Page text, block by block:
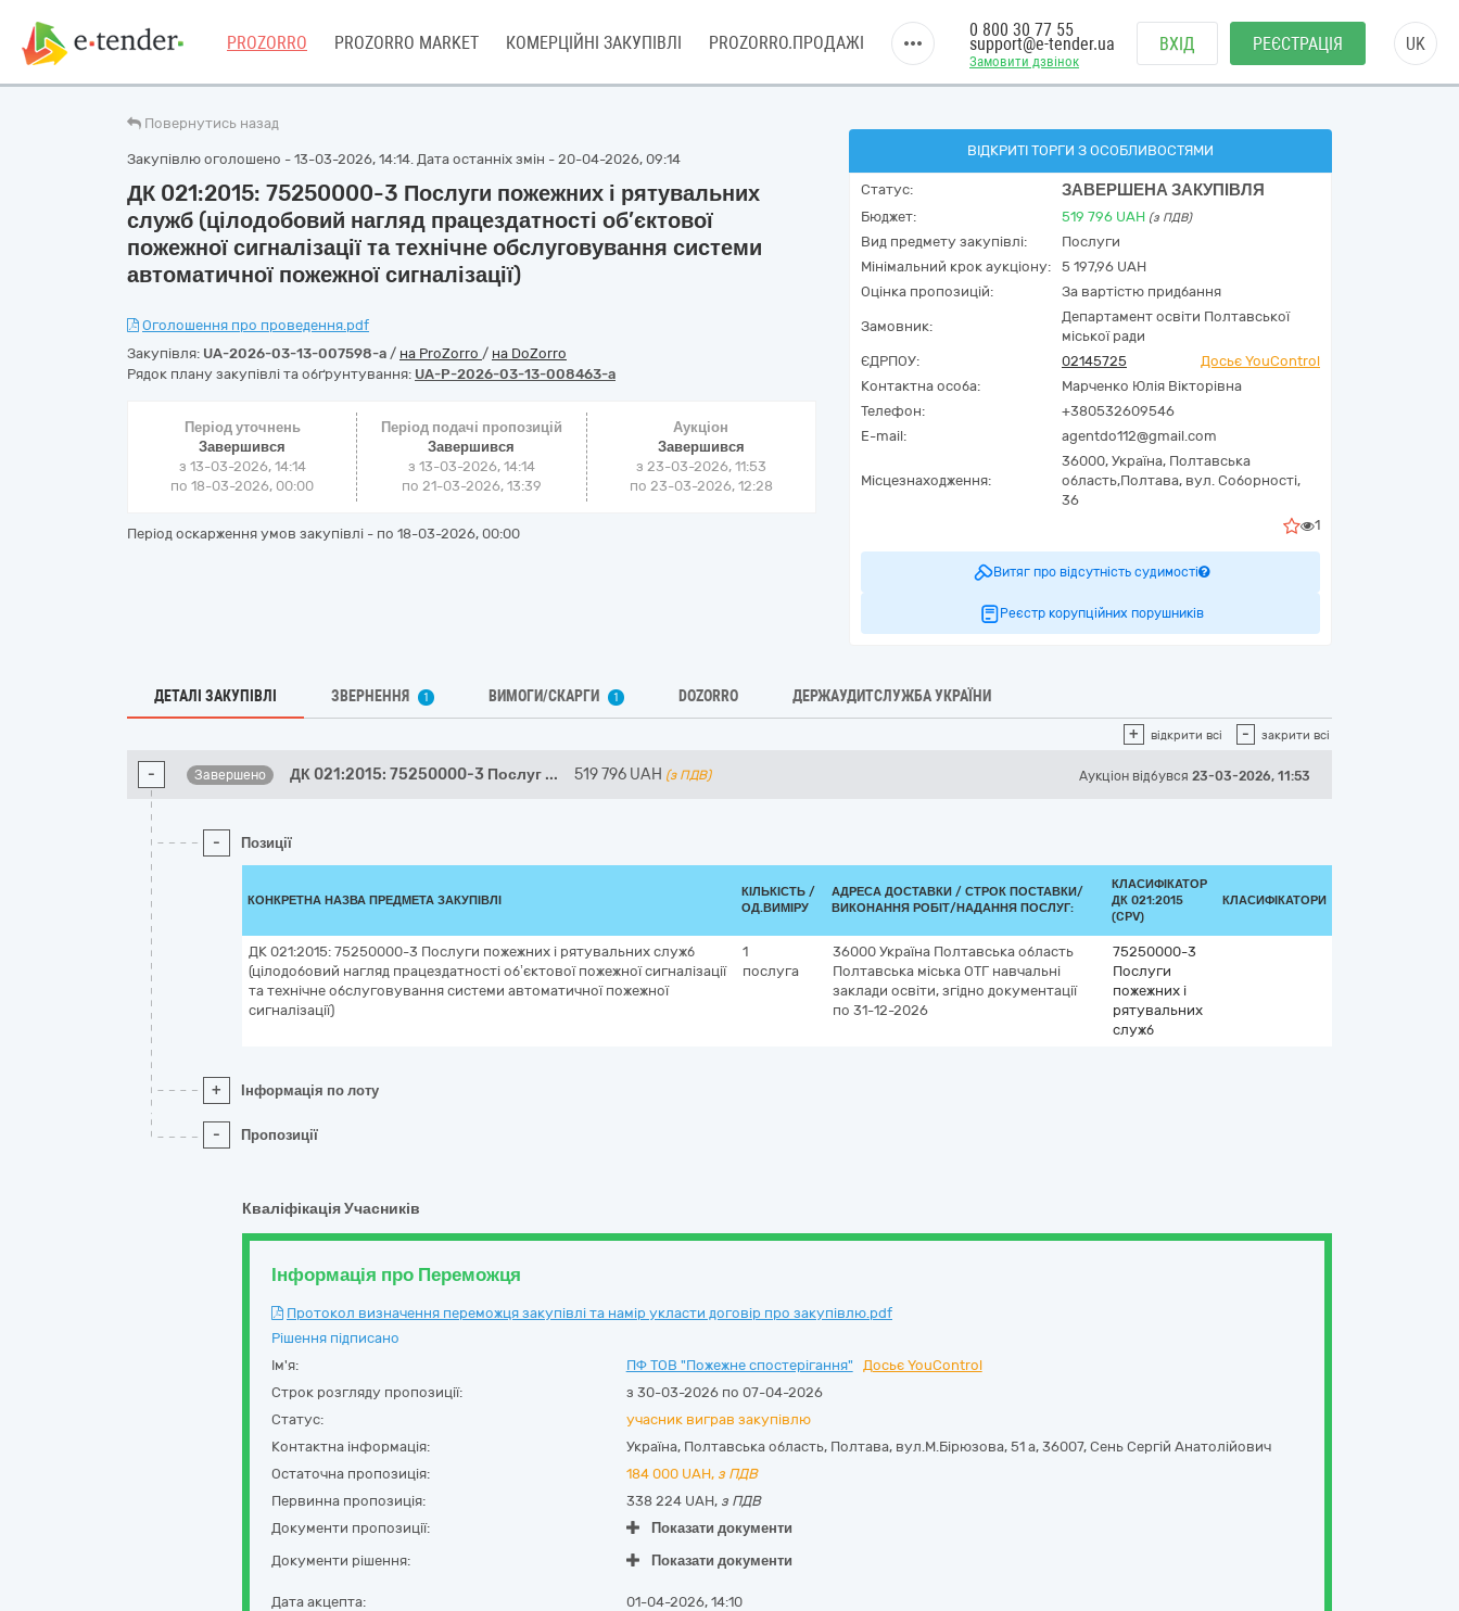
PROZORRO PROZORRO MARKET КОМЕРЦІЙНІ ЗАКУПІВЛІ PROZORRO.ПРОДАЖІ
Замовити дзвінок
0 800 30 77 55
support@e-tender.ua ВХІД РЕЄСТРАЦІЯ UK
Повернутись назад
Закупівлю оголошено - 13-03-2026, 14:14. Дата останніх змін - 20-04-2026, 09:14
ДК 021:2015: 75250000-3 Послуги пожежних і рятувальних
служб (цілодобовий нагляд працездатності об’єктової
пожежної сигналізації та технічне обслуговування системи
автоматичної пожежної сигналізації)
Оголошення про проведення.pdf
Закупівля: UA-2026-03-13-007598-a / на ProZorro / на DoZorro
Рядок плану закупівлі та обґрунтування: UA-P-2026-03-13-008463-a
Період уточнень
Завершився
з 13-03-2026, 14:14
по 18-03-2026, 00:00
Період подачі пропозицій
Завершився
з 13-03-2026, 14:14
по 21-03-2026, 13:39
Аукціон
Завершився
з 23-03-2026, 11:53
по 23-03-2026, 12:28
Період оскарження умов закупівлі - по 18-03-2026, 00:00
ВІДКРИТІ ТОРГИ З ОСОБЛИВОСТЯМИ
Статус: ЗАВЕРШЕНА ЗАКУПІВЛЯ
Бюджет: 519 796 UAH (з ПДВ)
Вид предмету закупівлі:
Послуги
Мінімальний крок аукціону:
5 197,96 UAH
Оцінка пропозицій:
За вартістю придбання
Замовник:
Департамент освіти Полтавської
міської ради
ЄДРПОУ:
02145725
Досьє YouControl
Контактна особа:
Марченко Юлія Вікторівна
Телефон:
+380532609546
E-mail:
agentdo112@gmail.com
Місцезнаходження:
36000, Україна, Полтавська
область,Полтава, вул. Соборності,
36
1
Витяг про відсутність судимості
Реєстр корупційних порушників
ДЕТАЛІ ЗАКУПІВЛІ ЗВЕРНЕННЯ 1 ВИМОГИ/СКАРГИ 1 DOZORRO ДЕРЖАУДИТСЛУЖБА УКРАЇНИ
+ відкрити всі - закрити всі
- Завершено ДК 021:2015: 75250000-3 Послуг ... 519 796 UAH (з ПДВ) Аукціон відбувся 23-03-2026, 11:53
- Позиції
КОНКРЕТНА НАЗВА ПРЕДМЕТА ЗАКУПІВЛІ
КІЛЬКІСТЬ /
ОД.ВИМІРУ
АДРЕСА ДОСТАВКИ / СТРОК ПОСТАВКИ/
ВИКОНАННЯ РОБІТ/НАДАННЯ ПОСЛУГ:
КЛАСИФІКАТОР
ДК 021:2015
(CPV)
КЛАСИФІКАТОРИ
ДК 021:2015: 75250000-3 Послуги пожежних і рятувальних служб
(цілодобовий нагляд працездатності об’єктової пожежної сигналізації
та технічне обслуговування системи автоматичної пожежної
сигналізації)
1
послуга
36000 Україна Полтавська область
Полтавська міська ОТГ навчальні
заклади освіти, згідно документації
по 31-12-2026
75250000-3
Послуги
пожежних і
рятувальних
служб
+ Інформація по лоту
- Пропозиції
Кваліфікація Учасників
Інформація про Переможця
Протокол визначення переможця закупівлі та намір укласти договір про закупівлю.pdf
Рішення підписано
Ім'я:
ПФ ТОВ "Пожежне спостерігання"
Досьє YouControl
Строк розгляду пропозиції:
з 30-03-2026 по 07-04-2026
Статус:
учасник виграв закупівлю
Контактна інформація:
Україна, Полтавська область, Полтава, вул.М.Бірюзова, 51 а, 36007, Сень Сергій Анатолійович
Остаточна пропозиція:
184 000 UAH, з ПДВ
Первинна пропозиція:
338 224 UAH, з ПДВ
Документи пропозиції:
Показати документи
Документи рішення:
Показати документи
Дата акцепта:
01-04-2026, 14:10